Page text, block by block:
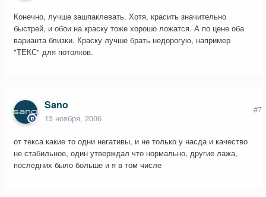
Конечно, лучше зашпаклевать. Хотя, красить значительно
быстрей, и обои на краску тоже хорошо ложатся. А по цене оба
варианта близки. Краску лучше брать недорогую, например
"ТЕКС" для потолков.
Sano
13 ноября, 2006
#7
от текса какие то одни негативы, и не только у насда и качество
не стабильное, один утверждал что нормально, другие лажа,
последних было больше и я в том числе